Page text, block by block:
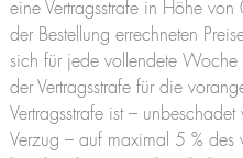
eine Vertragsstrafe in Höhe
der Bestellung errechneten
sich für jede vollendete
der Vertragsstrafe für die
Vertragsstrafe ist –
Verzug – auf maximal 5 % des